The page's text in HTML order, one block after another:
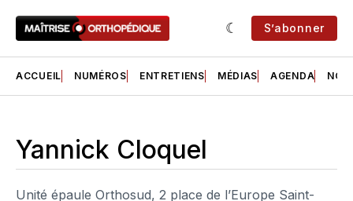
S’abonner
ACCUEIL NUMÉROS ENTRETIENS MÉDIAS AGENDA NOS
Yannick Cloquel
Unité épaule Orthosud, 2 place de l’Europe Saint-